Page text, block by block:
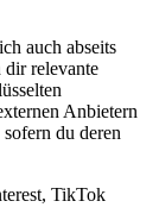
auch abseits
dir relevante
Anbietern
du deren
TikTok